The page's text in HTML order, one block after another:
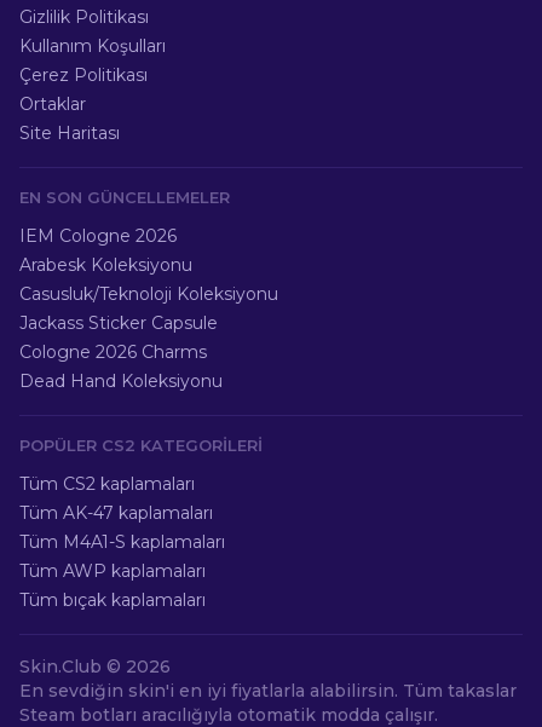
Gizlilik Politikası
Kullanım Koşulları
Çerez Politikası
Ortaklar
Site Haritası
EN SON GÜNCELLEMELER
IEM Cologne 2026
Arabesk Koleksiyonu
Casusluk/Teknoloji Koleksiyonu
Jackass Sticker Capsule
Cologne 2026 Charms
Dead Hand Koleksiyonu
POPÜLER CS2 KATEGORILERI
Tüm CS2 kaplamaları
Tüm AK-47 kaplamaları
Tüm M4A1-S kaplamaları
Tüm AWP kaplamaları
Tüm bıçak kaplamaları
Skin.Club © 2026
En sevdiğin skin'i en iyi fiyatlarla alabilirsin. Tüm takaslar
Steam botları aracılığıyla otomatik modda çalışır.